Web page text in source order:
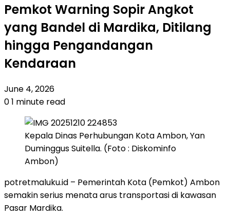
Pemkot Warning Sopir Angkot
yang Bandel di Mardika, Ditilang
hingga Pengandangan
Kendaraan
June 4, 2026
01 minute read
Kepala Dinas Perhubungan Kota Ambon, Yan
Duminggus Suitella. (Foto : Diskominfo
Ambon)
potretmaluku.id – Pemerintah Kota (Pemkot) Ambon
semakin serius menata arus transportasi di kawasan
Pasar Mardika.